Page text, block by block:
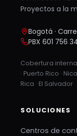
Proyectos a la
Bogotá ·
PBX 601 756
Cobertura
· Puerto Rico ·
Rica · El Salvador
SOLUCIONES
Centros de